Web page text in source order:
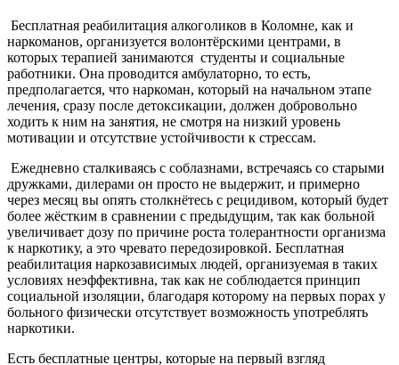
Бесплатная реабилитация алкоголиков в Коломне, как и
наркоманов, организуется волонтёрскими центрами, в
которых терапией занимаются студенты и социальные
работники. Она проводится амбулаторно, то есть,
предполагается, что наркоман, который на начальном этапе
лечения, сразу после детоксикации, должен добровольно
ходить к ним на занятия, не смотря на низкий уровень
мотивации и отсутствие устойчивости к стрессам.
Ежедневно сталкиваясь с соблазнами, встречаясь со старыми
дружками, дилерами он просто не выдержит, и примерно
через месяц вы опять столкнётесь с рецидивом, который будет
более жёстким в сравнении с предыдущим, так как больной
увеличивает дозу по причине роста толерантности организма
к наркотику, а это чревато передозировкой. Бесплатная
реабилитация наркозависимых людей, организуемая в таких
условиях неэффективна, так как не соблюдается принцип
социальной изоляции, благодаря которому на первых порах у
больного физически отсутствует возможность употреблять
наркотики.
Есть бесплатные центры, которые на первый взгляд